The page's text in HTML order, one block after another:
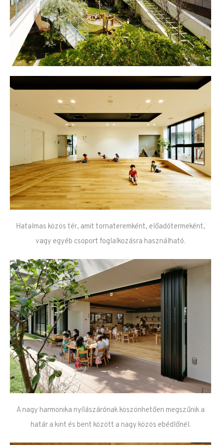
Hatalmas közös tér, amit tornateremként, előadótermeként,
vagy egyéb csoport foglalkozásra használható.
A nagy harmonika nyílászárónak köszönhetően megszűnik a
határ a kint és bent között a nagy közös ebédlőnél.